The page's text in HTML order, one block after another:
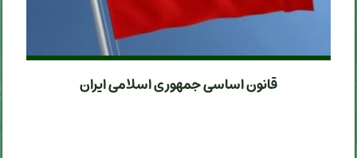
قانون اساسی جمهوری اسلامی ایران